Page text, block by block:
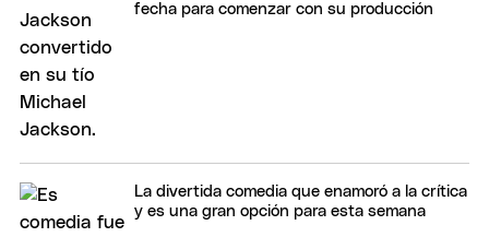
fecha para comenzar con su producción
La divertida comedia que enamoró a la crítica
y es una gran opción para esta semana